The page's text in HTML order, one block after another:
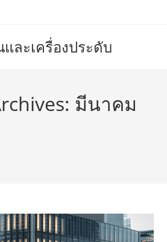
ละเครื่องประดับ
มีนาคม